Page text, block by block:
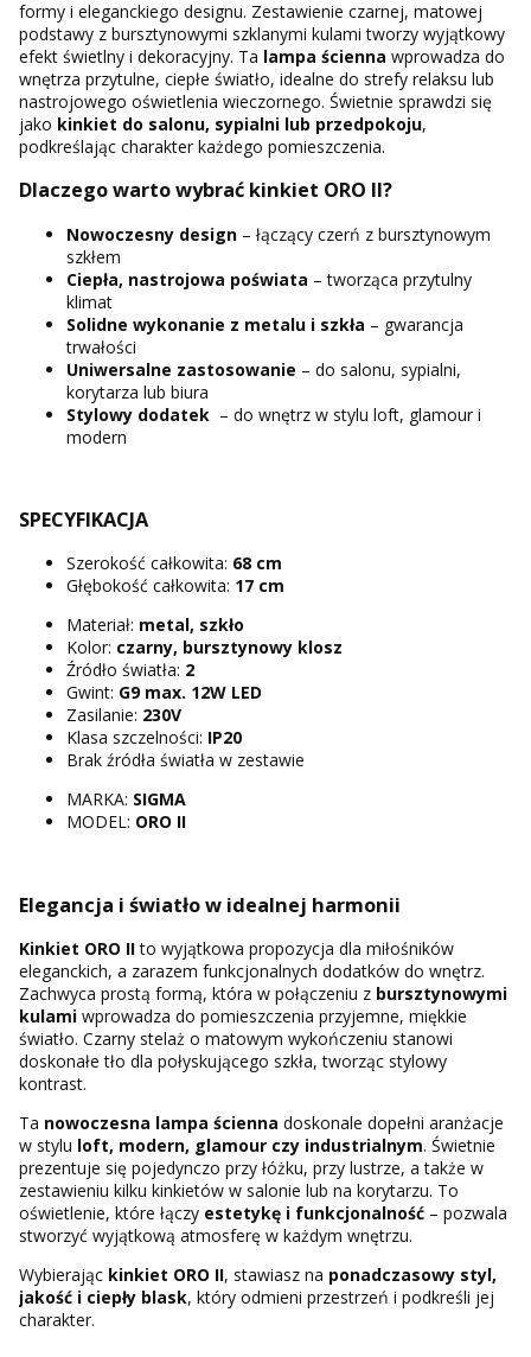
formy i eleganckiego designu. Zestawienie czarnej, matowej
podstawy z bursztynowymi szklanymi kulami tworzy wyjątkowy
efekt świetlny i dekoracyjny. Ta lampa ścienna wprowadza do
wnętrza przytulne, ciepłe światło, idealne do strefy relaksu lub
nastrojowego oświetlenia wieczornego. Świetnie sprawdzi się
jako kinkiet do salonu, sypialni lub przedpokoju,
podkreślając charakter każdego pomieszczenia.
Dlaczego warto wybrać kinkiet ORO II?
Nowoczesny design – łączący czerń z bursztynowym
szkłem
Ciepła, nastrojowa poświata – tworząca przytulny
klimat
Solidne wykonanie z metalu i szkła – gwarancja
trwałości
Uniwersalne zastosowanie – do salonu, sypialni,
korytarza lub biura
Stylowy dodatek – do wnętrz w stylu loft, glamour i
modern
SPECYFIKACJA
Szerokość całkowita: 68 cm
Głębokość całkowita: 17 cm
Materiał: metal, szkło
Kolor: czarny, bursztynowy klosz
Źródło światła: 2
Gwint: G9 max. 12W LED
Zasilanie: 230V
Klasa szczelności: IP20
Brak źródła światła w zestawie
MARKA: SIGMA
MODEL: ORO II
Elegancja i światło w idealnej harmonii
Kinkiet ORO IIto wyjątkowa propozycja dla miłośników
eleganckich, a zarazem funkcjonalnych dodatków do wnętrz.
Zachwyca prostą formą, która w połączeniu z bursztynowymi
kulami wprowadza do pomieszczenia przyjemne, miękkie
światło. Czarny stelaż o matowym wykończeniu stanowi
doskonałe tło dla połyskującego szkła, tworząc stylowy
kontrast.
Ta nowoczesna lampa ścienna doskonale dopełni aranżacje
w stylu loft, modern, glamour czy industrialnym. Świetnie
prezentuje się pojedynczo przy łóżku, przy lustrze, a także w
zestawieniu kilku kinkietów w salonie lub na korytarzu. To
oświetlenie, które łączy estetykę i funkcjonalność – pozwala
stworzyć wyjątkową atmosferę w każdym wnętrzu.
Wybierając kinkiet ORO II, stawiasz na ponadczasowy styl,
jakość i ciepły blask, który odmieni przestrzeń i podkreśli jej
charakter.